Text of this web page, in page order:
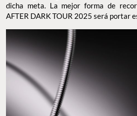
dicha meta. La mejor forma de
AFTER DARK TOUR 2025 será portar